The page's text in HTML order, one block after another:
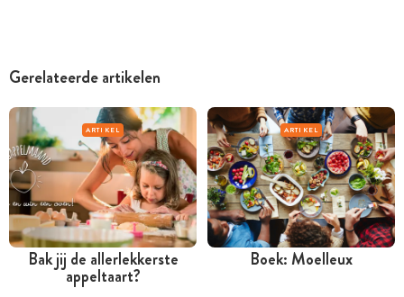
Gerelateerde artikelen
ARTIKEL
Bak jij de allerlekkerste
appeltaart?
ARTIKEL
Boek: Moelleux